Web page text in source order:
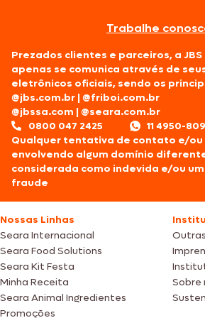
Trabalhe
Prezados clientes e parceiros, a
apenas se comunica através de
eletrônicos oficiais, sendo os
@jbs.com.br |@friboi.com.br
@jbssa.com |@seara.com.br
0800 047 2425
11 4950-
Qualquer tentativa de contato e/ou
envolvendo algum domínio
considerada como indevida e/ou
fraude
Nossas Linhas
Seara Internacional
Seara Food Solutions
Seara Kit Festa
Minha Receita
Seara Animal Ingredientes
Promoções
Sobre